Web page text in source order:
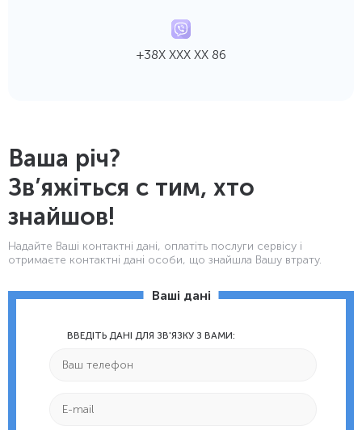
+38Х ХХХ ХХ 86
Ваша річ?
Зв’яжіться с тим, хто
знайшов!
Надайте Ваші контактнi дані, оплатіть послуги сервісу і
отримаєте контактні дані особи, що знайшла Вашу втрату.
Ваші дані
ВВЕДІТЬ ДАНІ ДЛЯ ЗВ'ЯЗКУ З ВАМИ: